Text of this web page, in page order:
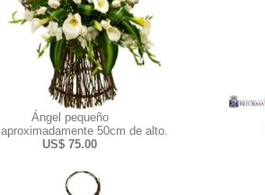
Ángel pequeño
50cm de alto.
US$ 75.00